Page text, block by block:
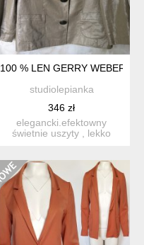
100 % LEN GERRY WEBER -
studiolepianka
346 zł
elegancki.efektowny
świetnie uszyty , lekko